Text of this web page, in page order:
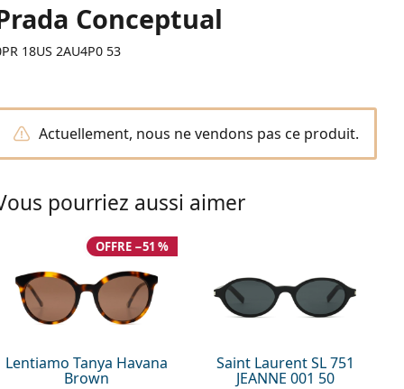
Conceptual
18US 2AU4P0 53
Actuellement, nous ne vendons pas ce produit.
pourriez aussi aimer
Lentiamo Tanya Havana
Brown
OFFRE −51 %
Saint Laurent SL 751
JEANNE 001 50